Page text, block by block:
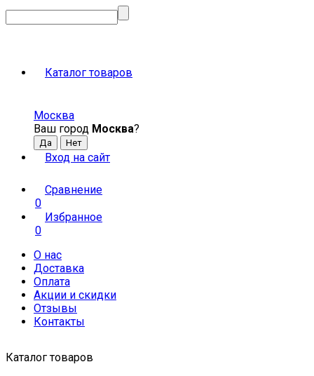
Каталог товаров
Москва
Ваш город Москва?
Вход на сайт
Сравнение
0
Избранное
0
О нас
Доставка
Оплата
Акции и скидки
Отзывы
Контакты
Каталог товаров